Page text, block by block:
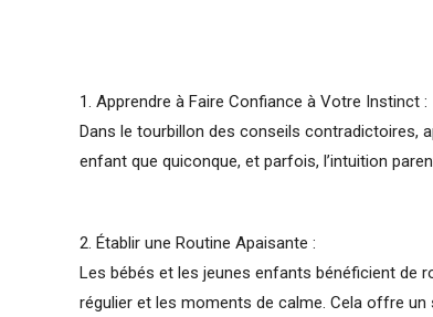
1. Apprendre à Faire Confiance à Votre Instinct :
Dans le tourbillon des conseils contradictoires,
enfant que quiconque, et parfois, l’intuition
2. Établir une Routine Apaisante :
Les bébés et les jeunes enfants bénéficient de
régulier et les moments de calme. Cela offre